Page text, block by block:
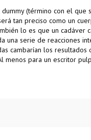
dummy (término con el
tan preciso como un
lo es que un cadáver
serie de reacciones
cambarían los
menos para un escritor